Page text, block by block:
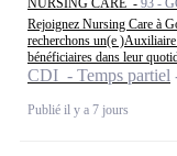
Rejoignez Nursing Care à
recherchons un(e
bénéficiaires dans leur
CDI - Temps partiel
Publié il y a 7 jours